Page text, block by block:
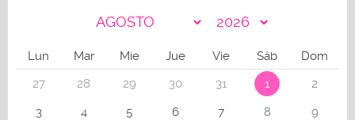
Lun Mar Mie Jue Vie Sáb
Dom
27
28 29 30 31 1
2
3
4 5 6 7 8
9